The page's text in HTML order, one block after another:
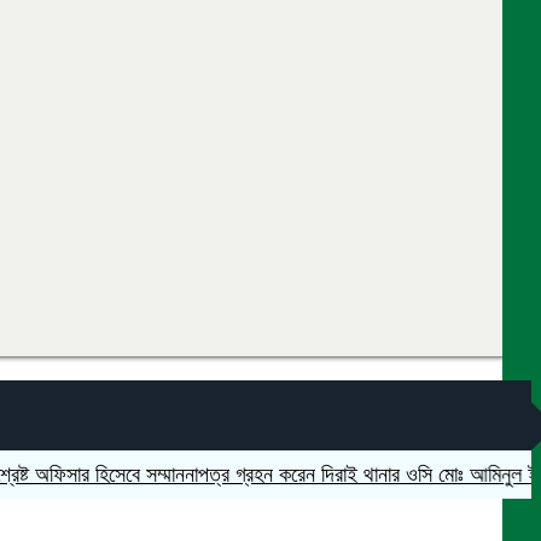
হিসেবে সম্মাননাপত্র গ্রহন করেন দিরাই থানার ওসি মোঃ আমিনুল ইসলাম